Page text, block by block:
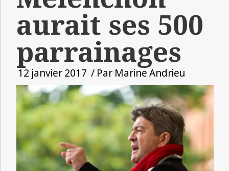
aurait ses 500
parrainages
12 janvier 2017 / Par Marine Andrieu